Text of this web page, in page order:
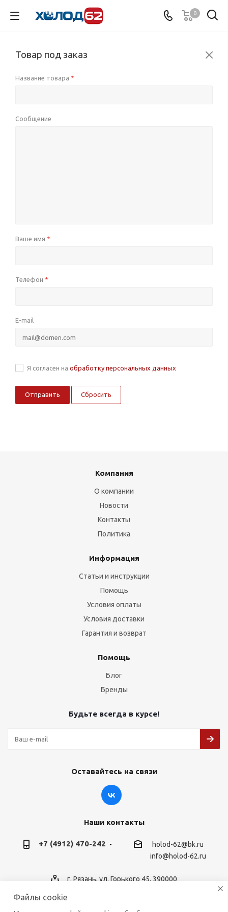
0
Товар под заказ
Название товара *
Сообщение
Ваше имя *
Телефон *
E-mail
Я согласен на обработку персональных данных
Сбросить
Компания
О компании
Новости
Контакты
Политика
Информация
Статьи и инструкции
Помощь
Условия оплаты
Условия доставки
Гарантия и возврат
Помощь
Блог
Бренды
Будьте всегда в курсе!
Оставайтесь на связи
Наши контакты
+7 (4912) 470-242
holod-62@bk.ru
info@holod-62.ru
г. Рязань, ул. Горького 45, 390000
Файлы cookie